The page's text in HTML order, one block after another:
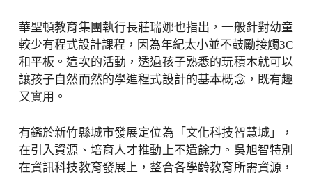
華聖頓教育集團執行長莊瑞娜也指出，一般針對幼童
較少有程式設計課程，因為年紀太小並不鼓勵接觸3C
和平板。這次的活動，透過孩子熟悉的玩積木就可以
讓孩子自然而然的學進程式設計的基本概念，既有趣
又實用。
有鑑於新竹縣城市發展定位為「文化科技智慧城」，
在引入資源、培育人才推動上不遺餘力。吳旭智特別
在資訊科技教育發展上，整合各學齡教育所需資源，